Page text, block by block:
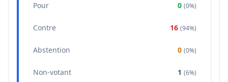
Pour 0 (0%)
Contre 16 (94%)
Abstention 0 (0%)
Non-votant 1 (6%)